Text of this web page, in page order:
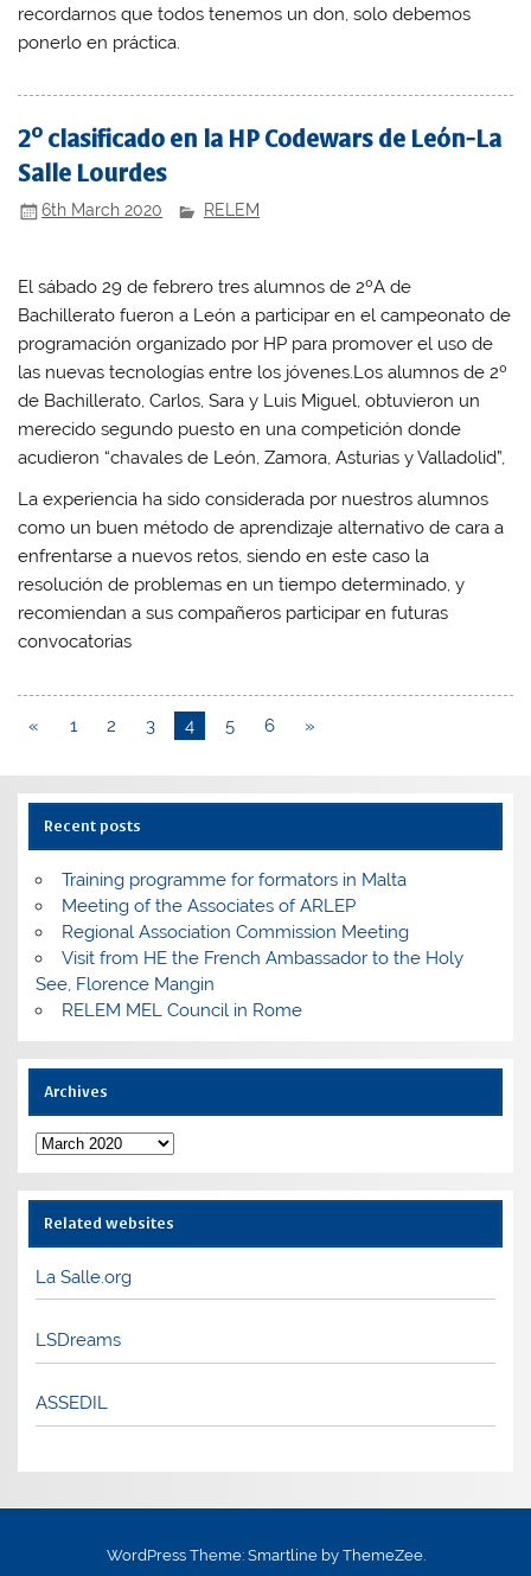
recordarnos que todos tenemos un don, solo debemos
ponerlo en práctica.
2º clasificado en la HP Codewars de León-La
Salle Lourdes
6th March 2020 RELEM
El sábado 29 de febrero tres alumnos de 2ºA de
Bachillerato fueron a León a participar en el campeonato de
programación organizado por HP para promover el uso de
las nuevas tecnologías entre los jóvenes.Los alumnos de 2º
de Bachillerato, Carlos, Sara y Luis Miguel, obtuvieron un
merecido segundo puesto en una competición donde
acudieron “chavales de León, Zamora, Asturias y Valladolid”,
La experiencia ha sido considerada por nuestros alumnos
como un buen método de aprendizaje alternativo de cara a
enfrentarse a nuevos retos, siendo en este caso la
resolución de problemas en un tiempo determinado, y
recomiendan a sus compañeros participar en futuras
convocatorias
« 1 2 3 4 5 6 »
Recent posts
Training programme for formators in Malta
Meeting of the Associates of ARLEP
Regional Association Commission Meeting
Visit from HE the French Ambassador to the Holy
See, Florence Mangin
RELEM MEL Council in Rome
Archives
Archives
Related websites
La Salle.org
LSDreams
ASSEDIL
WordPress Theme: Smartline by ThemeZee.